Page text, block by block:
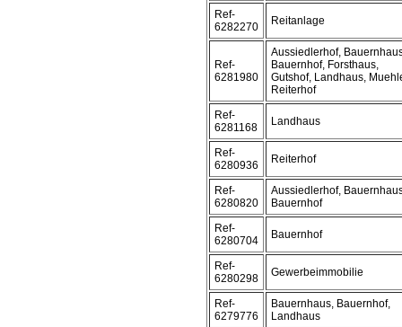
Ref-
6282270
Reitanlage
Ref-
6281980
Aussiedlerhof,
Bauernhof, Forsthaus,
Gutshof, Landhaus,
Reiterhof
Ref-
6281168
Landhaus
Ref-
6280936
Reiterhof
Ref-
6280820
Aussiedlerhof,
Bauernhof
Ref-
6280704
Bauernhof
Ref-
6280298
Gewerbeimmobilie
Ref-
6279776
Bauernhaus, Bauernhof,
Landhaus